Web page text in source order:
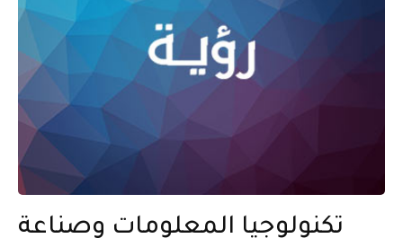
تكنولوجيا المعلومات وصناعة